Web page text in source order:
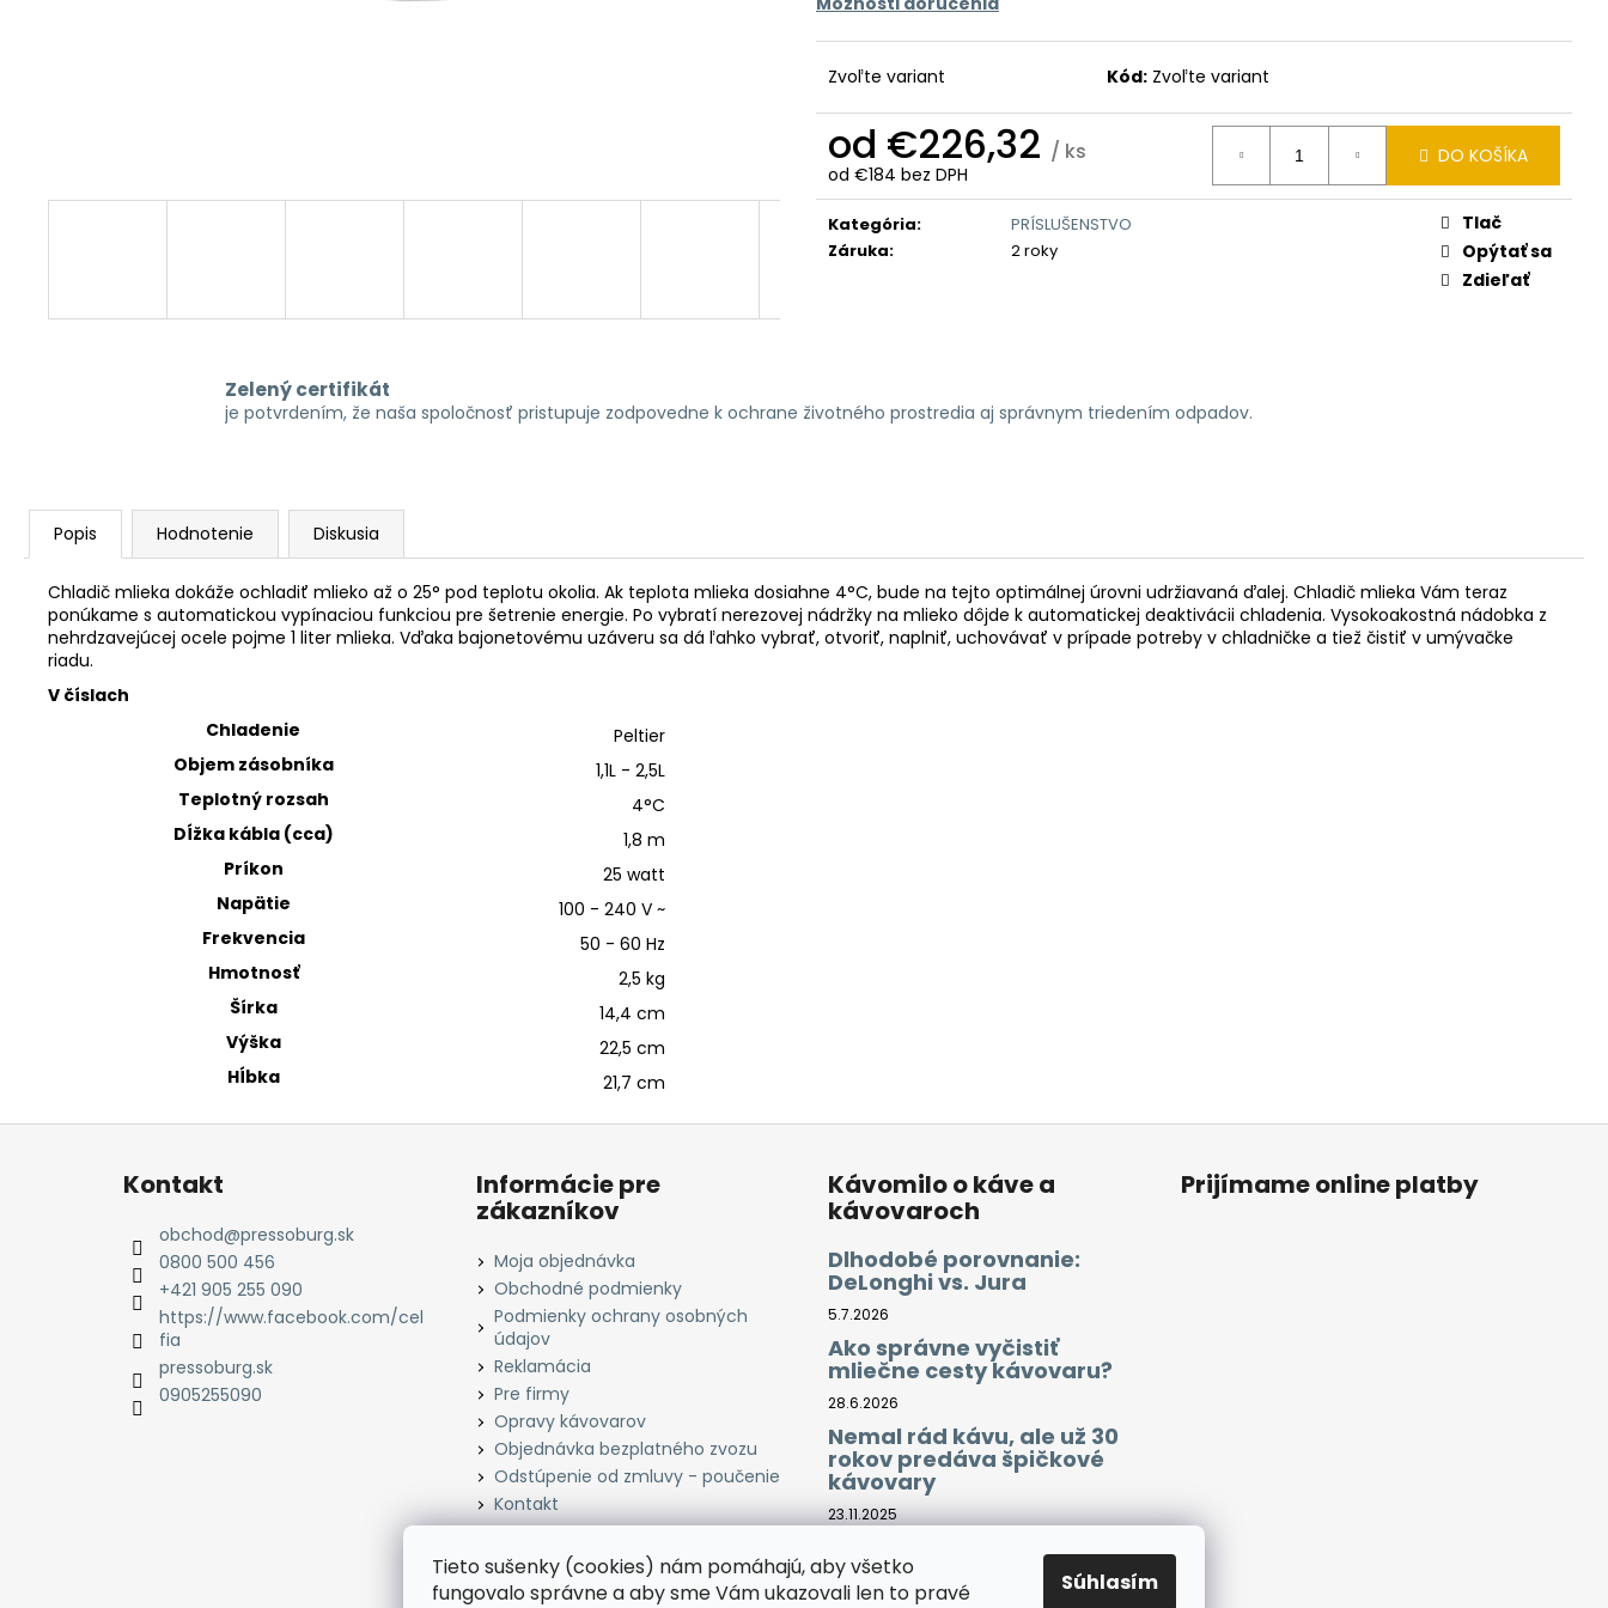
Tieto sušenky (cookies) nám pomáhajú, aby všetko
fungovalo správne a aby sme Vám ukazovali len to pravé
Súhlasím
Zvoľte variant Kód: Zvoľte variant
od €226,32 / ks
od €184 bez DPH
Jednotková
cena:
DO KOŠÍKA
Kategória:
PRÍSLUŠENSTVO
Záruka: 2 roky
Tlač
Opýtať sa
Zdieľať
Zelený certifikát
je potvrdením, že naša spoločnosť pristupuje zodpovedne k ochrane životného prostredia aj správnym triedením odpadov.
Popis Hodnotenie Diskusia
Chladič mlieka dokáže ochladiť mlieko až o 25° pod teplotu okolia. Ak teplota mlieka dosiahne 4°C, bude na tejto optimálnej úrovni udržiavaná ďalej. Chladič mlieka Vám teraz
ponúkame s automatickou vypínaciou funkciou pre šetrenie energie. Po vybratí nerezovej nádržky na mlieko dôjde k automatickej deaktivácii chladenia. Vysokoakostná nádobka z
nehrdzavejúcej ocele pojme 1 liter mlieka. Vďaka bajonetovému uzáveru sa dá ľahko vybrať, otvoriť, naplniť, uchovávať v prípade potreby v chladničke a tiež čistiť v umývačke
riadu.
V číslach
Chladenie
Peltier
Objem zásobníka
1,1L - 2,5L
Teplotný rozsah
4°C
Dĺžka kábla (cca)
1,8 m
Príkon
25 watt
Napätie
100 - 240 V ~
Frekvencia
50 - 60 Hz
Hmotnosť
2,5 kg
Šírka
14,4 cm
Výška
22,5 cm
Hĺbka
21,7 cm
Z
Kontakt
obchod@pressoburg.sk
0800 500 456
+421 905 255 090
https://www.facebook.com/cel
fia
pressoburg.sk
0905255090
Informácie pre
zákazníkov
Moja objednávka
Obchodné podmienky
Podmienky ochrany osobných
údajov
Reklamácia
Pre firmy
Opravy kávovarov
Objednávka bezplatného zvozu
Odstúpenie od zmluvy - poučenie
Kontakt
Kávomilo o káve a
kávovaroch
Dlhodobé porovnanie:
DeLonghi vs. Jura
5.7.2026
Ako správne vyčistiť
mliečne cesty kávovaru?
28.6.2026
Nemal rád kávu, ale už 30
rokov predáva špičkové
kávovary
23.11.2025
Trojcestné batérie – ako
fungujú a prečo ich mať
doma
Prijímame online platby